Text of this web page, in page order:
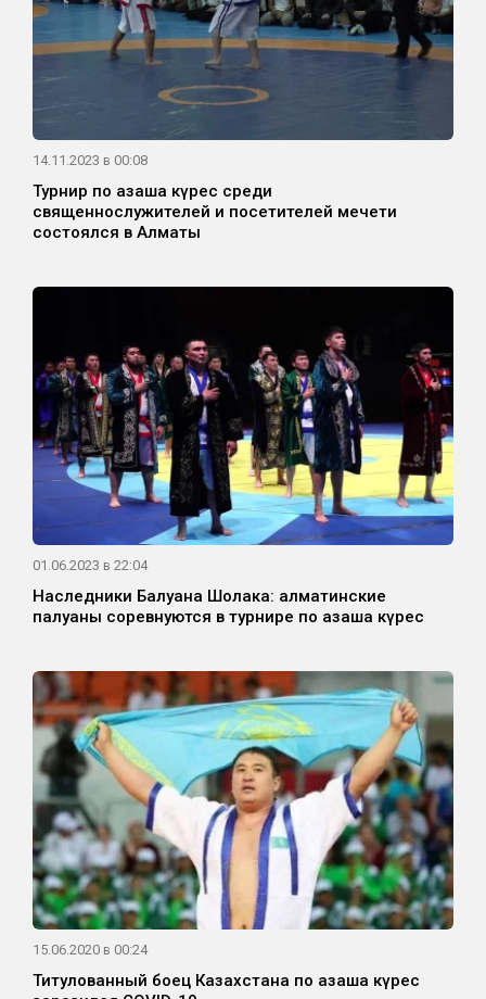
14.11.2023 в 00:08
Турнир по қазақша күрес среди
священнослужителей и посетителей мечети
состоялся в Алматы
01.06.2023 в 22:04
Наследники Балуана Шолака: алматинские
палуаны соревнуются в турнире по қазақша күрес
15.06.2020 в 00:24
Титулованный боец Казахстана по қазақша күрес